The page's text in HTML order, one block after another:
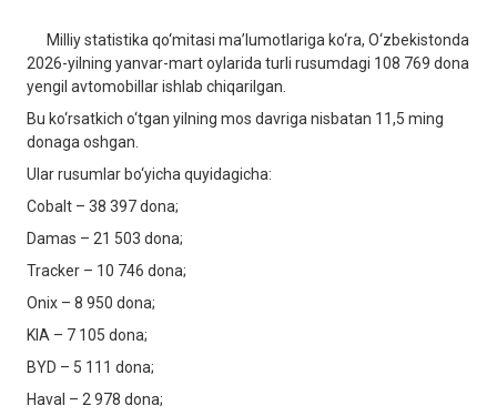
Milliy statistika qo‘mitasi ma’lumotlariga ko‘ra, O‘zbekistonda
2026-yilning yanvar-mart oylarida turli rusumdagi 108 769 dona
yengil avtomobillar ishlab chiqarilgan.
Bu ko‘rsatkich o‘tgan yilning mos davriga nisbatan 11,5 ming
donaga oshgan.
Ular rusumlar bo‘yicha quyidagicha:
Cobalt – 38 397 dona;
Damas – 21 503 dona;
Tracker – 10 746 dona;
Onix – 8 950 dona;
KIA – 7 105 dona;
BYD – 5 111 dona;
Haval – 2 978 dona;